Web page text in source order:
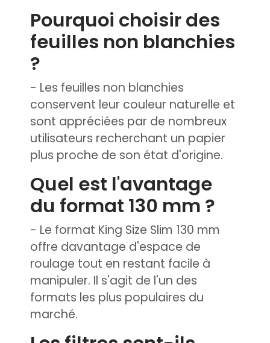
Pourquoi choisir des
feuilles non blanchies
?
- Les feuilles non blanchies
conservent leur couleur naturelle et
sont appréciées par de nombreux
utilisateurs recherchant un papier
plus proche de son état d'origine.
Quel est l'avantage
du format 130 mm ?
- Le format King Size Slim 130 mm
offre davantage d'espace de
roulage tout en restant facile à
manipuler. Il s'agit de l'un des
formats les plus populaires du
marché.